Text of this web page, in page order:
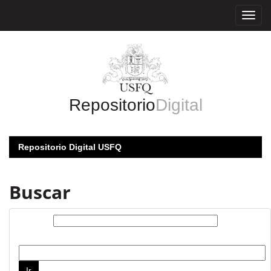
RepositorioDigital
Repositorio Digital USFQ
Buscar